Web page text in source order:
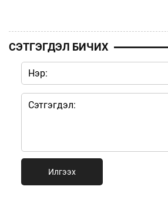
СЭТГЭГДЭЛ БИЧИХ
Илгээх